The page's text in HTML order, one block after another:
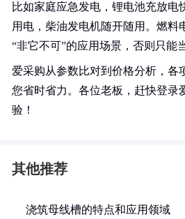
比如家庭应急发电，锂电池充放电
用电，柴油发电机随开随用。燃料
“非它不可”的应用场景，否则只能
爱采购从参数比对到价格分析，各
您省时省力。各位老板，赶快登录
验！
其他推荐
浇筑母线槽的特点和应用领域